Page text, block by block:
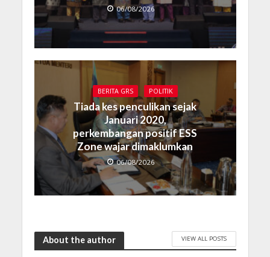
06/08/2026
BERITA GRS POLITIK
Tiada kes penculikan sejak
Januari 2020,
perkembangan positif ESS
Zone wajar dimaklumkan
06/08/2026
About the author VIEW ALL POSTS